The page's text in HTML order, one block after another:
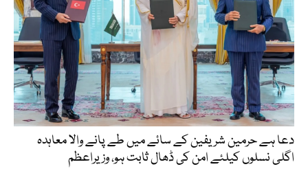
دعا ہے حرمین شریفین کے سائے میں طے پانے والا معاہدہ
اگلی نسلوں کیلئے امن کی ڈھال ثابت ہو، وزیراعظم